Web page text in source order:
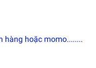
hàng hoặc momo........